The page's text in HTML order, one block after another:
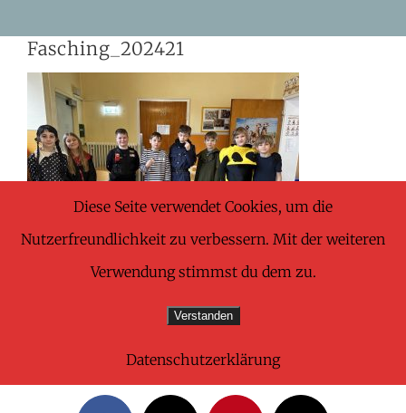
content
Fasching_202421
Share This Wonderful Life Event!
Diese Seite verwendet Cookies, um die
Nutzerfreundlichkeit zu verbessern. Mit der weiteren
Verwendung stimmst du dem zu.
Verstanden
Datenschutzerklärung